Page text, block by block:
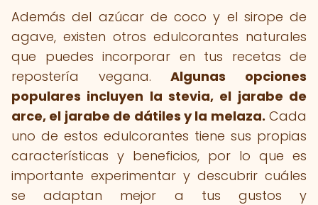
Además del azúcar de coco y el sirope de
agave, existen otros edulcorantes naturales
que puedes incorporar en tus recetas de
repostería vegana.Algunas opciones
populares incluyen la stevia, el jarabe de
arce, el jarabe de dátiles y la melaza. Cada
uno de estos edulcorantes tiene sus propias
características y beneficios, por lo que es
importante experimentar y descubrir cuáles
se adaptan mejor a tus gustos y